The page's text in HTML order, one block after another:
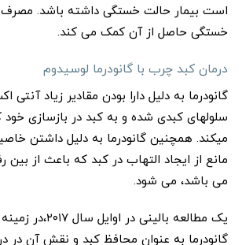
است بیمار حالت خستگی داشته باشد. مصرف
خستگی حاصل از آن کمک می کند.
درمان کبد چرب با گانودرما لوسیدوم
گانودرما به دلیل دارا بودن مقادیر زیاد آنتی
سلولهای کبدی شده و به کبد در بازسازی
میکند. همچنین گانودرما به دلیل داشتن
مانع از ایجاد التهاب در کبد که باعث از بین
می باشد، می شود.
یک مطالعه بالینی در
گانودرما به عنوان محافظ کبد و نقش آن در